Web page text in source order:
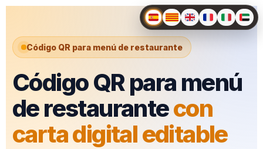
Código QR para menú de restaurante
Código QR para menú
de restaurantecon
carta digital editable